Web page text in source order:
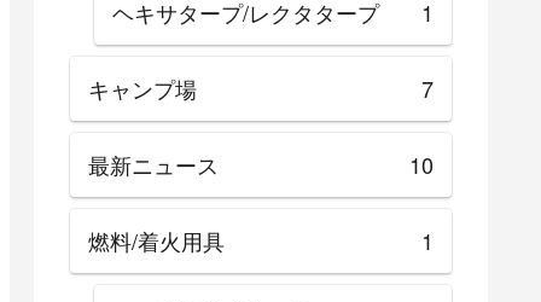
ヘキサタープ/レクタタープ 1
キャンプ場 7
最新ニュース 10
燃料/着火用具 1